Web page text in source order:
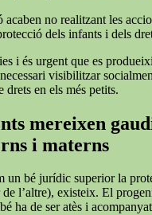
no realitzant les
dels infants i dels
i és urgent que es
visibilitzar
en els més petits.
mereixen
i materns
un bé jurídic superior la
l’altre), existeix. El
ha de ser atès i